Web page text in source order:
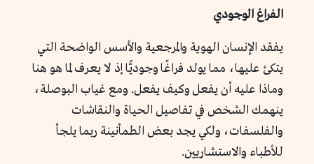
الفراغ الوجودي
يفقد الإنسان الهوية والمرجعية والأسس الواضحة التي
يتكئ عليها، مما يولد فراغًا وجوديًّا إذ لا يعرف لما هو هنا
وماذا عليه أن يفعل وكيف يفعل. ومع غياب البوصلة،
ينهمك الشخص في تفاصيل الحياة والنقاشات
والفلسفات، ولكي يجد بعض الطمأنينة ربما يلجأ
للأطباء والاستشاريين.